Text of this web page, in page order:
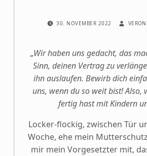
30. NOVEMBER 2022
„Wir haben uns gedacht, das
Sinn, deinen Vertrag zu
ihn auslaufen. Bewirb dich
uns, wenn du so weit bist! Also,
fertig hast mit Kindern
Locker-flockig, zwischen Tür
Woche, ehe mein
mir mein Vorgesetzter mit,